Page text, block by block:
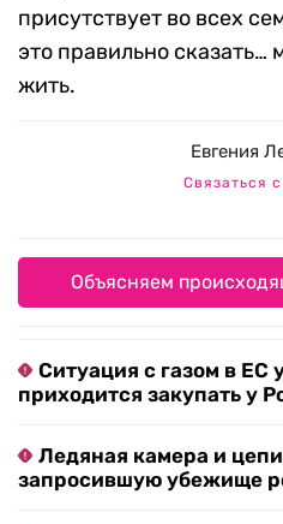
присутствует во всех
это правильно сказать…
жить.
Евгения
Связаться
Объясняем
Ситуация с газом в ЕС
приходится закупать у
Ледяная камера и
запросившую убежище